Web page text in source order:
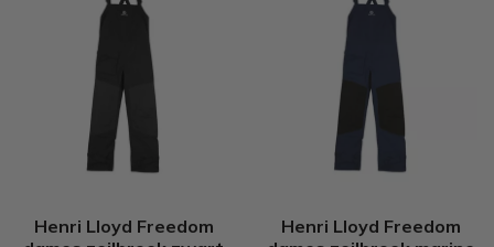
Henri Lloyd Freedom
Henri Lloyd Freedom